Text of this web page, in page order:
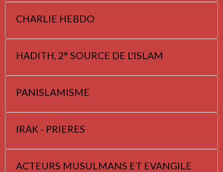
CHARLIE HEBDO
HADITH, 2° SOURCE DE L'ISLAM
PANISLAMISME
IRAK - PRIERES
ACTEURS MUSULMANS ET EVANGILE